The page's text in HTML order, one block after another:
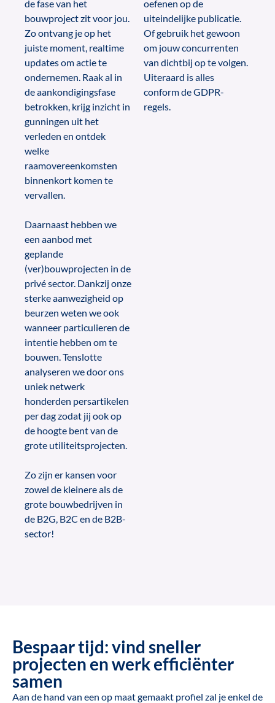
de fase van het
bouwproject zit voor jou.
Zo ontvang je op het
juiste moment, realtime
updates om actie te
ondernemen. Raak al in
de aankondigingsfase
betrokken, krijg inzicht in
gunningen uit het
verleden en ontdek
welke
raamovereenkomsten
binnenkort komen te
vervallen.
Daarnaast hebben we
een aanbod met
geplande
(ver)bouwprojecten in de
privé sector. Dankzij onze
sterke aanwezigheid op
beurzen weten we ook
wanneer particulieren de
intentie hebben om te
bouwen. Tenslotte
analyseren we door ons
uniek netwerk
honderden persartikelen
per dag zodat jij ook op
de hoogte bent van de
grote utiliteitsprojecten.
Zo zijn er kansen voor
zowel de kleinere als de
grote bouwbedrijven in
de B2G, B2C en de B2B-
sector!
oefenen op de
uiteindelijke publicatie.
Of gebruik het gewoon
om jouw concurrenten
van dichtbij op te volgen.
Uiteraard is alles
conform de GDPR-
regels.
Bespaar tijd: vind sneller
projecten en werk efficiënter
samen
Aan de hand van een op maat gemaakt profiel zal je enkel de